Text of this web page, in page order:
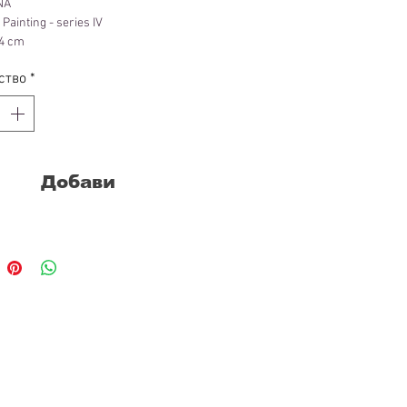
Painting - series IV
cm
*
Добави